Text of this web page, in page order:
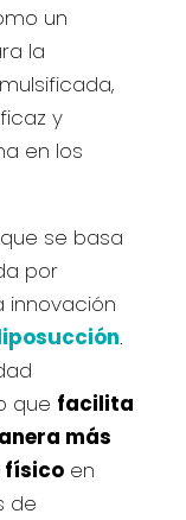
un
la
y
en los
se basa
por
innovación
.
que facilita
más
físico en
de